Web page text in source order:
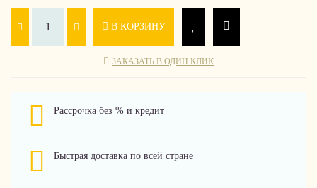
В КОРЗИНУ
ЗАКАЗАТЬ В ОДИН КЛИК
Рассрочка без % и кредит
Быстрая доставка по всей стране